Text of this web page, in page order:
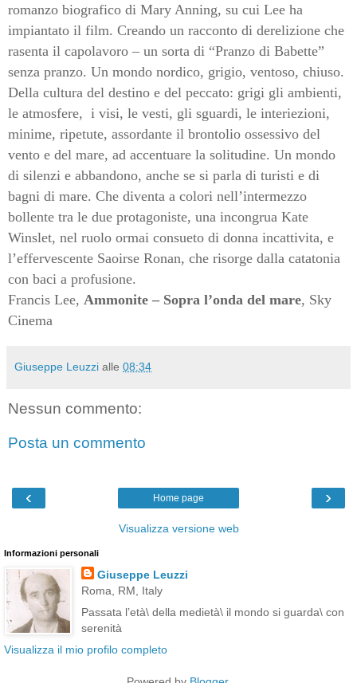
romanzo biografico di Mary Anning, su cui Lee ha
impiantato il film. Creando un racconto di derelizione che
rasenta il capolavoro – un sorta di “Pranzo di Babette”
senza pranzo. Un mondo nordico, grigio, ventoso, chiuso.
Della cultura del destino e del peccato: grigi gli ambienti,
le atmosfere, i visi, le vesti, gli sguardi, le interiezioni,
minime, ripetute, assordante il brontolio ossessivo del
vento e del mare, ad accentuare la solitudine. Un mondo
di silenzi e abbandono, anche se si parla di turisti e di
bagni di mare. Che diventa a colori nell’intermezzo
bollente tra le due protagoniste, una incongrua Kate
Winslet, nel ruolo ormai consueto di donna incattivita, e
l’effervescente Saoirse Ronan, che risorge dalla catatonia
con baci a profusione.
Francis Lee, Ammonite – Sopra l’onda del mare, Sky
Cinema
Giuseppe Leuzzi alle 08:34
Nessun commento:
Posta un commento
‹ ›
Home page
Visualizza versione web
Informazioni personali
Giuseppe Leuzzi
Roma, RM, Italy
Passata l’età\ della medietà\ il mondo si guarda\ con
serenità
Visualizza il mio profilo completo